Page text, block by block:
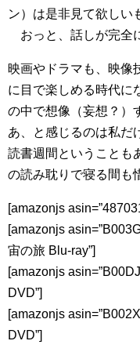
ン）は是非見て欲しい
おっと、話しが完全
映画やドラマも、映像
に目で楽しめる時代に
の中で想像（妄想？）
あ、と感じるのは私だ
読書週間ということも
の読み耽りで寝る間も
[amazonjs
[amazonjs
宙の旅 Blu-ray”]
[amazonjs
DVD”]
[amazonjs
DVD”]